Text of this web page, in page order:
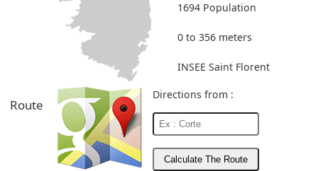
1694 Population
0 to 356 meters
INSEE Saint Florent
Route
Directions from :